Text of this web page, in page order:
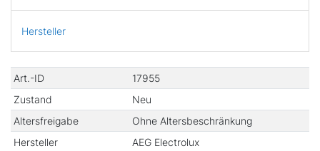
Hersteller
Technisches
Merkmal
Wert
Art.-ID
17955
Zustand
Neu
Altersfreigabe
Ohne Altersbeschränkung
Hersteller
AEG Electrolux